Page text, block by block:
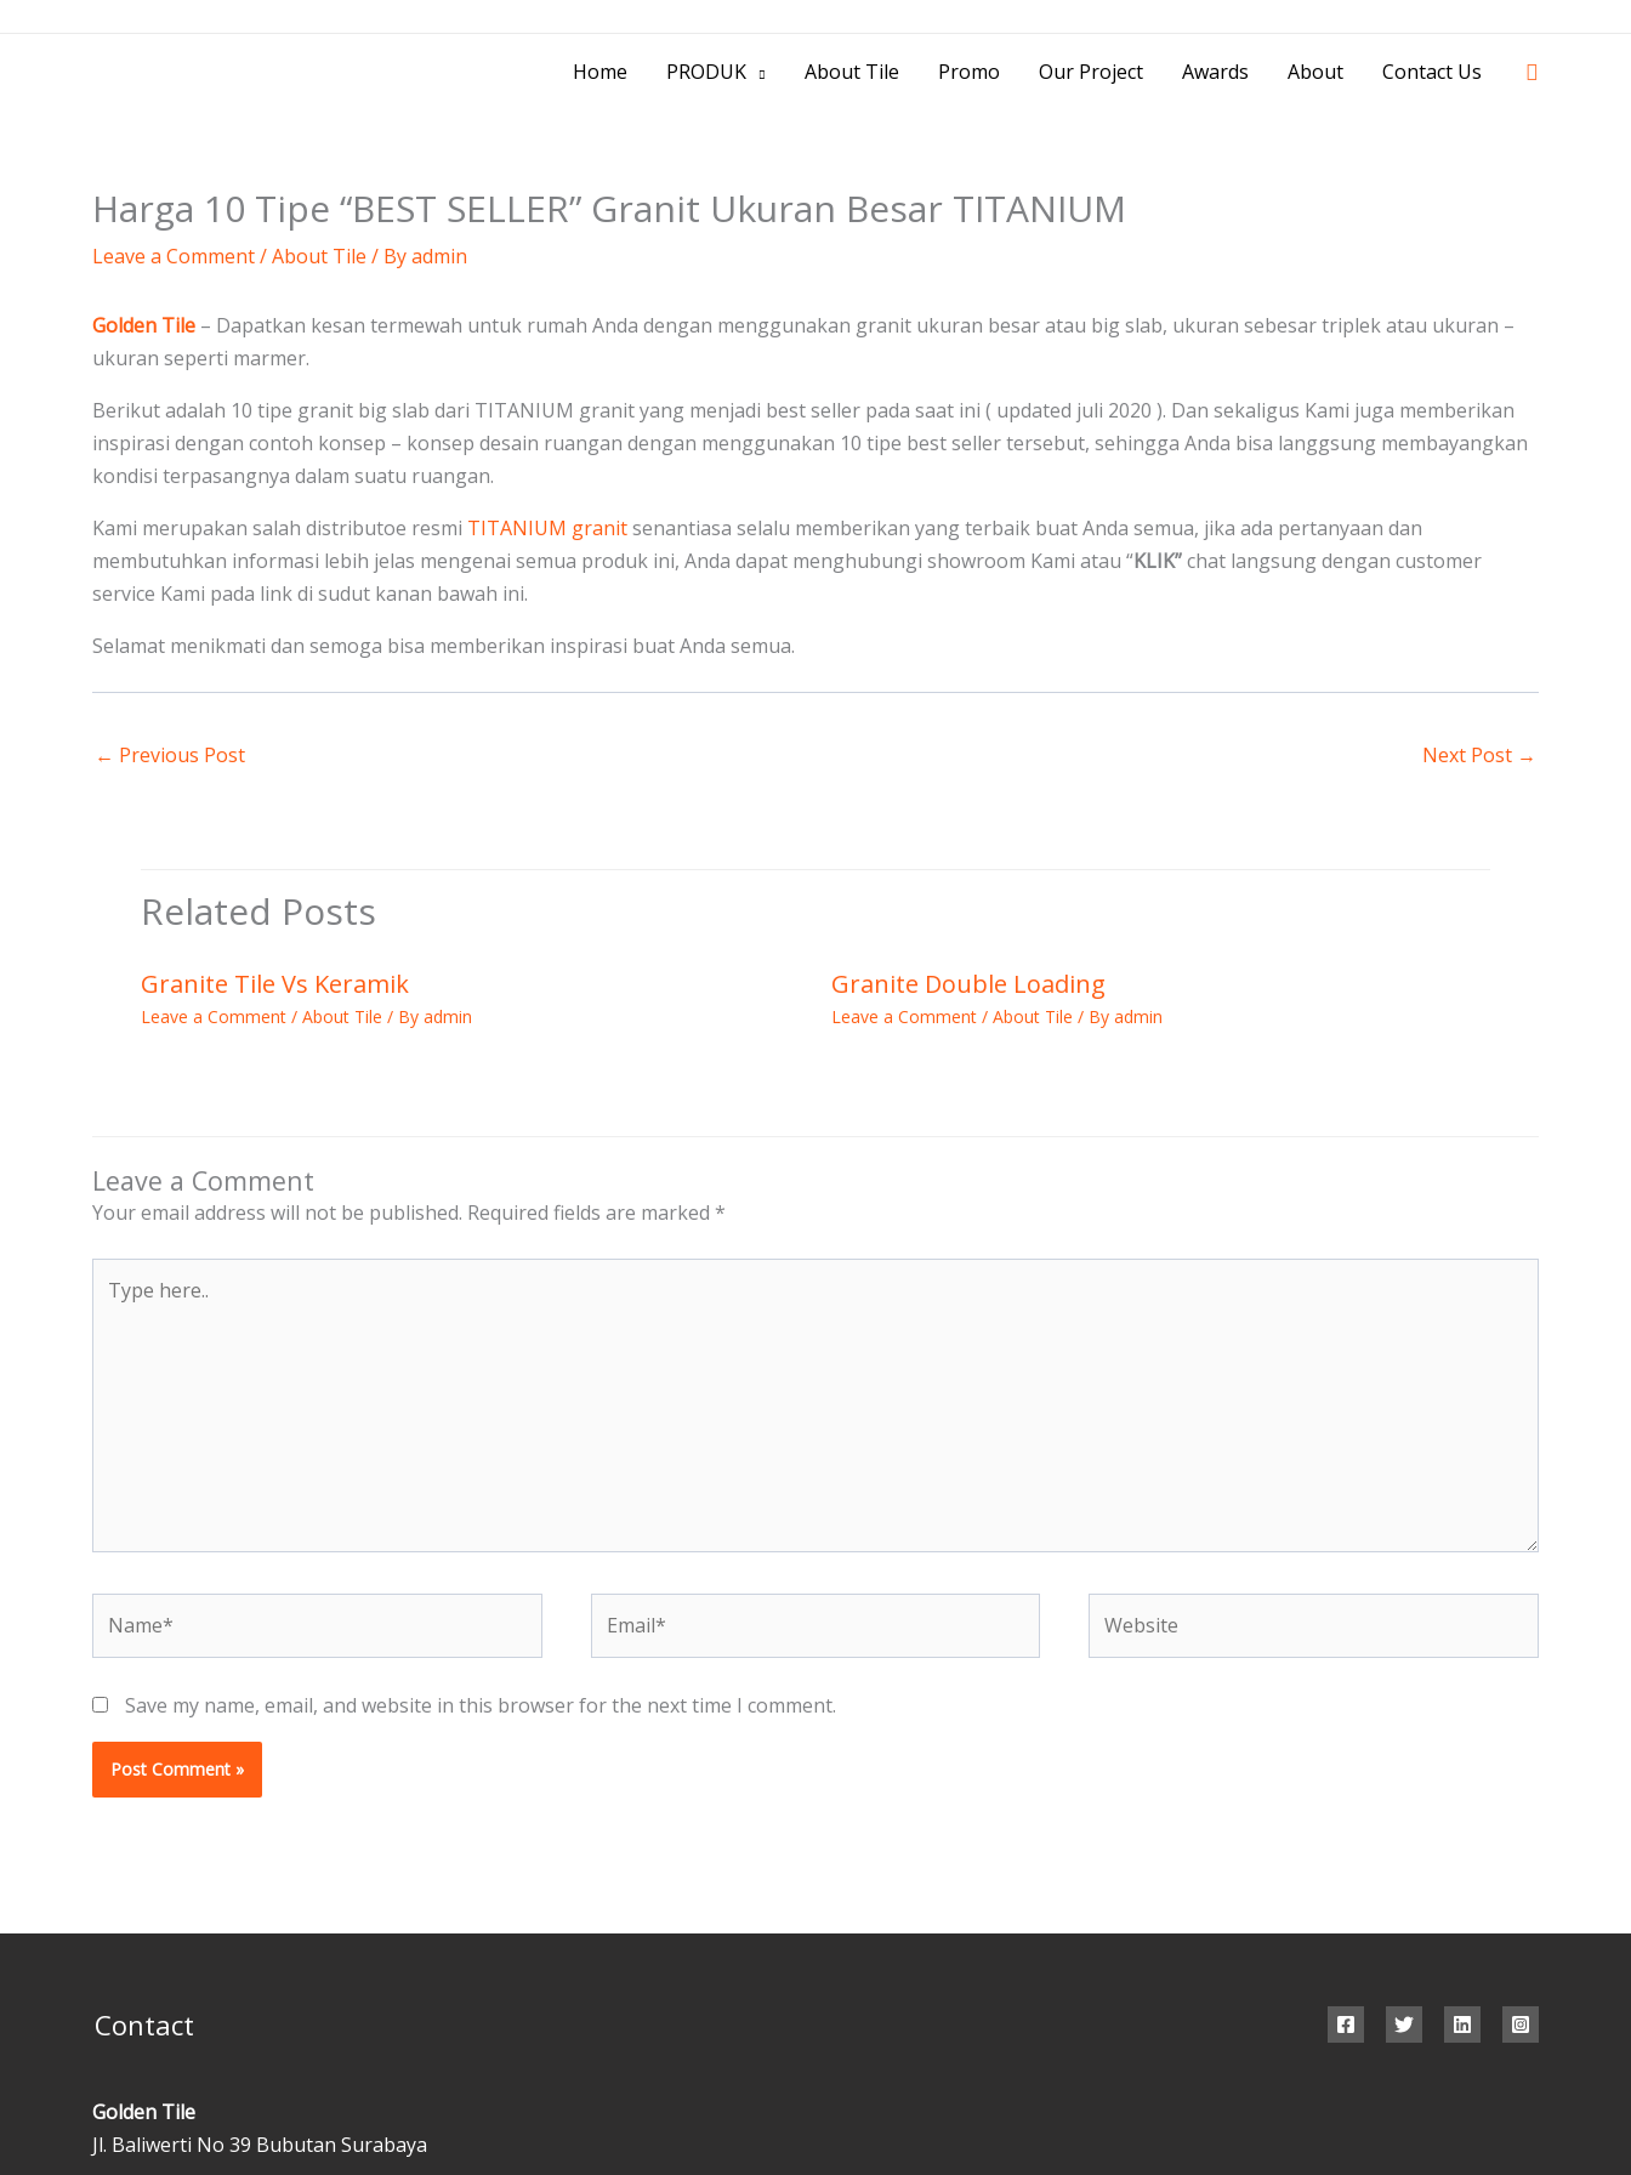
Home PRODUK About Tile Promo Our Project Awards About Contact Us Search
Harga 10 Tipe “BEST SELLER” Granit Ukuran Besar TITANIUM
Leave a Comment/About Tile / Byadmin
Golden Tile – Dapatkan kesan termewah untuk rumah Anda dengan menggunakan granit ukuran besar atau big slab, ukuran sebesar triplek atau ukuran –
ukuran seperti marmer.
Berikut adalah 10 tipe granit big slab dari TITANIUM granit yang menjadi best seller pada saat ini ( updated juli 2020 ). Dan sekaligus Kami juga memberikan
inspirasi dengan contoh konsep – konsep desain ruangan dengan menggunakan 10 tipe best seller tersebut, sehingga Anda bisa langgsung membayangkan
kondisi terpasangnya dalam suatu ruangan.
Kami merupakan salah distributoe resmi TITANIUM granitsenantiasa selalu memberikan yang terbaik buat Anda semua, jika ada pertanyaan dan
membutuhkan informasi lebih jelas mengenai semua produk ini, Anda dapat menghubungi showroom Kami atau “KLIK”chat langsung dengan customer
service Kami pada link di sudut kanan bawah ini.
Selamat menikmati dan semoga bisa memberikan inspirasi buat Anda semua.
← Previous Post Next Post →
Related Posts
Granite Tile Vs Keramik
Leave a Comment / About Tile / By admin
Granite Double Loading
Leave a Comment / About Tile / By admin
Leave a Comment
Your email address will not be published. Required fields are marked *
here..
Save my name, email, and website in this browser for the next time I comment.
Contact
Golden Tile
Jl. Baliwerti No 39 Bubutan Surabaya